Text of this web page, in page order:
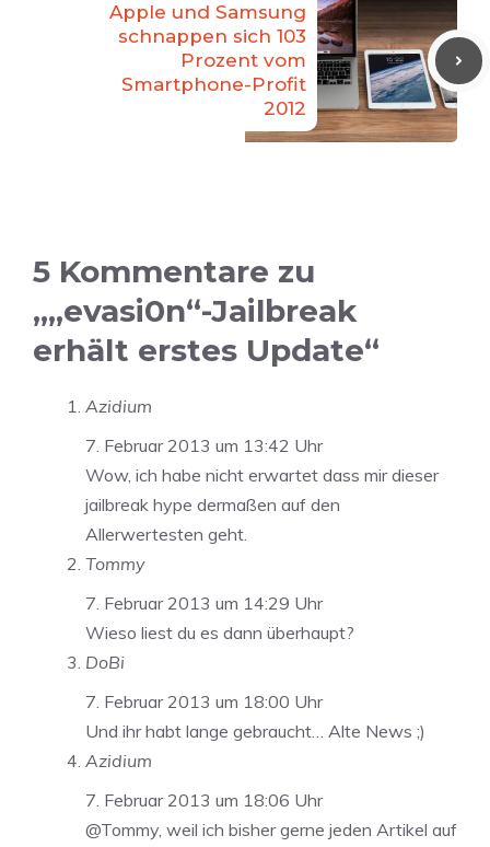
Apple und Samsung
schnappen sich 103
Prozent vom
Smartphone-Profit
2012
5 Kommentare zu
„„evasi0n“-Jailbreak
erhält erstes Update“
Azidium
7. Februar 2013 um 13:42 Uhr
Wow, ich habe nicht erwartet dass mir dieser
jailbreak hype dermaßen auf den
Allerwertesten geht.
Tommy
7. Februar 2013 um 14:29 Uhr
Wieso liest du es dann überhaupt?
DoBi
7. Februar 2013 um 18:00 Uhr
Und ihr habt lange gebraucht… Alte News ;)
Azidium
7. Februar 2013 um 18:06 Uhr
@Tommy, weil ich bisher gerne jeden Artikel auf